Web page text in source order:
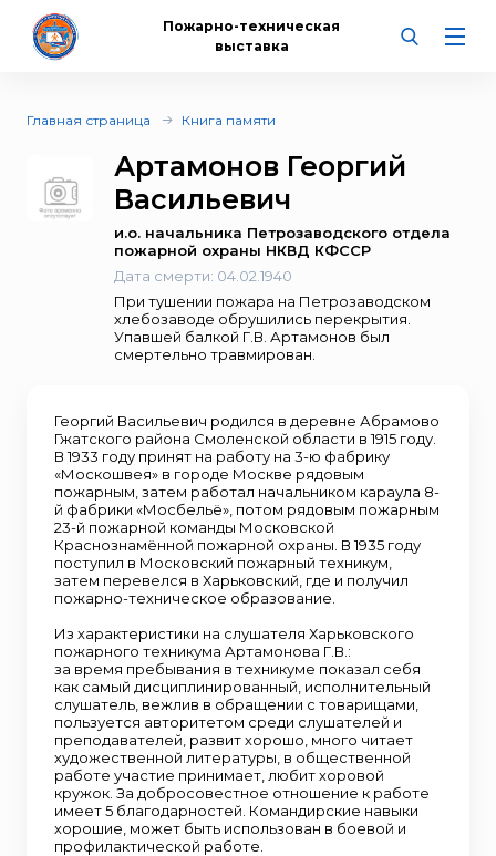
Пожарно-техническая
выставка
Главная страница Книга памяти
Артамонов Георгий
Васильевич
и.о. начальника Петрозаводского отдела
пожарной охраны НКВД КФССР
Дата смерти: 04.02.1940
При тушении пожара на Петрозаводском
хлебозаводе обрушились перекрытия.
Упавшей балкой Г.В. Артамонов был
смертельно травмирован.
Георгий Васильевич родился в деревне Абрамово
Гжатского района Смоленской области в 1915 году.
В 1933 году принят на работу на 3-ю фабрику
«Москошвея» в городе Москве рядовым
пожарным, затем работал начальником караула 8-
й фабрики «Мосбельё», потом рядовым пожарным
23-й пожарной команды Московской
Краснознамённой пожарной охраны. В 1935 году
поступил в Московский пожарный техникум,
затем перевелся в Харьковский, где и получил
пожарно-техническое образование.
Из характеристики на слушателя Харьковского
пожарного техникума Артамонова Г.В.:
за время пребывания в техникуме показал себя
как самый дисциплинированный, исполнительный
слушатель, вежлив в обращении с товарищами,
пользуется авторитетом среди слушателей и
преподавателей, развит хорошо, много читает
художественной литературы, в общественной
работе участие принимает, любит хоровой
кружок. За добросовестное отношение к работе
имеет 5 благодарностей. Командирские навыки
хорошие, может быть использован в боевой и
профилактической работе.